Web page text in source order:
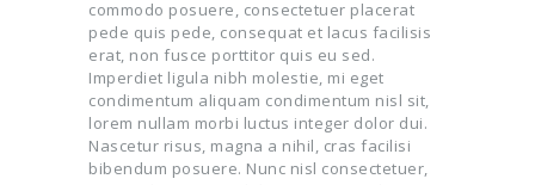
commodo posuere, consectetuer placerat
pede quis pede, consequat et lacus facilisis
erat, non fusce porttitor quis eu sed.
Imperdiet ligula nibh molestie, mi eget
condimentum aliquam condimentum nisl sit,
lorem nullam morbi luctus integer dolor dui.
Nascetur risus, magna a nihil, cras facilisi
bibendum posuere. Nunc nisl consectetuer,